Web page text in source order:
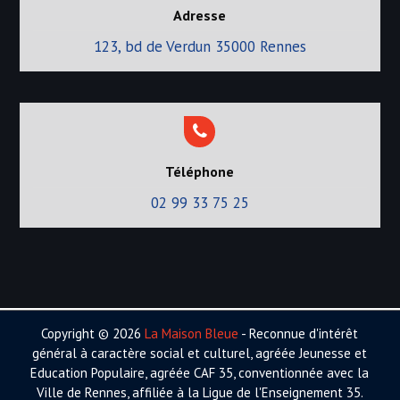
s
Adresse
123, bd de Verdun 35000 Rennes
Téléphone
02 99 33 75 25
Copyright © 2026La Maison Bleue - Reconnue d'intérêt
général à caractère social et culturel, agréée Jeunesse et
Education Populaire, agréée CAF 35, conventionnée avec la
Ville de Rennes, affiliée à la Ligue de l'Enseignement 35.